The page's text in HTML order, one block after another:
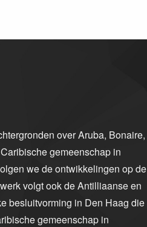
over Aruba, Bonaire,
gemeenschap in
we de ontwikkelingen op de
volgt ook de Antilliaanse en
besluitvorming in Den Haag die
gemeenschap in